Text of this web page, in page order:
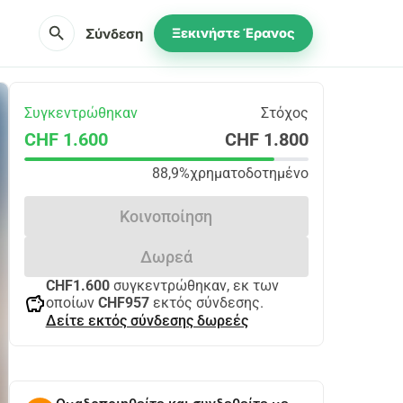
search Σύνδεση Ξεκινήστε Έρανος
Συγκεντρώθηκαν Στόχος
CHF 1.600 CHF 1.800
88,9%χρηματοδοτημένο
Κοινοποίηση
Δωρεά
savings
CHF1.600συγκεντρώθηκαν, εκ των
οποίων CHF957εκτός σύνδεσης.
Δείτε εκτός σύνδεσης δωρεές